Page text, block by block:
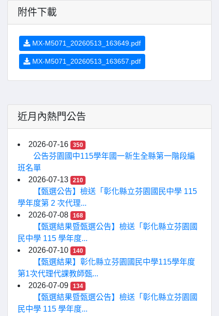
附件下載
MX-M5071_20260513_163649.pdf
MX-M5071_20260513_163657.pdf
近月內熱門公告
2026-07-16 350
公告芬園國中115學年國一新生全縣第一階段編
班名單
2026-07-13
210
【甄選公告】檢送「彰化縣立芬園國民中學 115
學年度第 2 次代理...
2026-07-08
168
【甄選結果暨甄選公告】檢送「彰化縣立芬園國
民中學 115 學年度...
2026-07-10
140
【甄選結果】彰化縣立芬園國民中學115學年度
第1次代理代課教師甄...
2026-07-09
134
【甄選結果暨甄選公告】檢送「彰化縣立芬園國
民中學 115 學年度...